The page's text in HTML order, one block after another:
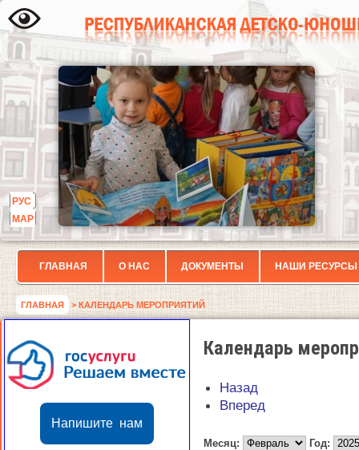
РУС
МАР
ГЛАВНАЯ О НАС ДОКУМЕНТЫ НАШИ РЕСУРСЫ
ГЛАВНАЯ > КАЛЕНДАРЬ МЕРОПРИЯТИЙ
Напишите нам
Календарь
Назад
Вперед
Месяц: Год: